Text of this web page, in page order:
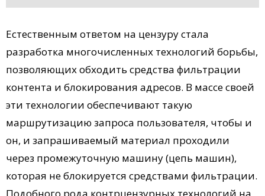
Естественным ответом на цензуру стала
разработка многочисленных технологий борьбы,
позволяющих обходить средства фильтрации
контента и блокирования адресов. В массе своей
эти технологии обеспечивают такую
маршрутизацию запроса пользователя, чтобы и
он, и запрашиваемый материал проходили
через промежуточную машину (цепь машин),
которая не блокируется средствами фильтрации.